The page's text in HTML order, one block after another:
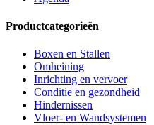
Productcategorieën
Boxen en Stallen
Omheining
Inrichting en vervoer
Conditie en gezondheid
Hindernissen
Vloer- en Wandsystemen